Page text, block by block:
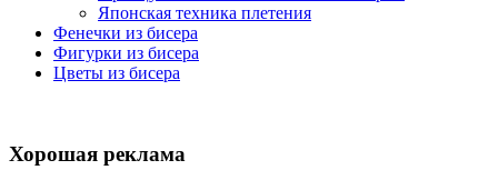
Японская техника плетения
Фенечки из бисера
Фигурки из бисера
Цветы из бисера
Хорошая реклама